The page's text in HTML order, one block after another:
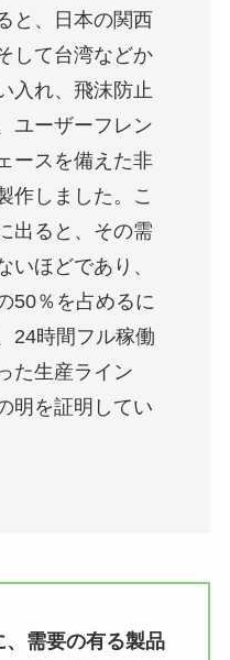
と、日本の関西
して台湾などか
入れ、飛沫防止
ユーザーフレン
ースを備えた非
作しました。こ
出ると、その需
いほどであり、
50％を占めるに
24時間フル稼働
た生産ライン
明を証明してい
需要の有る製品